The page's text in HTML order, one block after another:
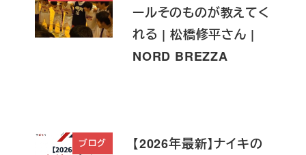
ールそのものが教えてく
れる | 松橋修平さん |
NORD BREZZA
ブログ
【2026年最新】ナイキの